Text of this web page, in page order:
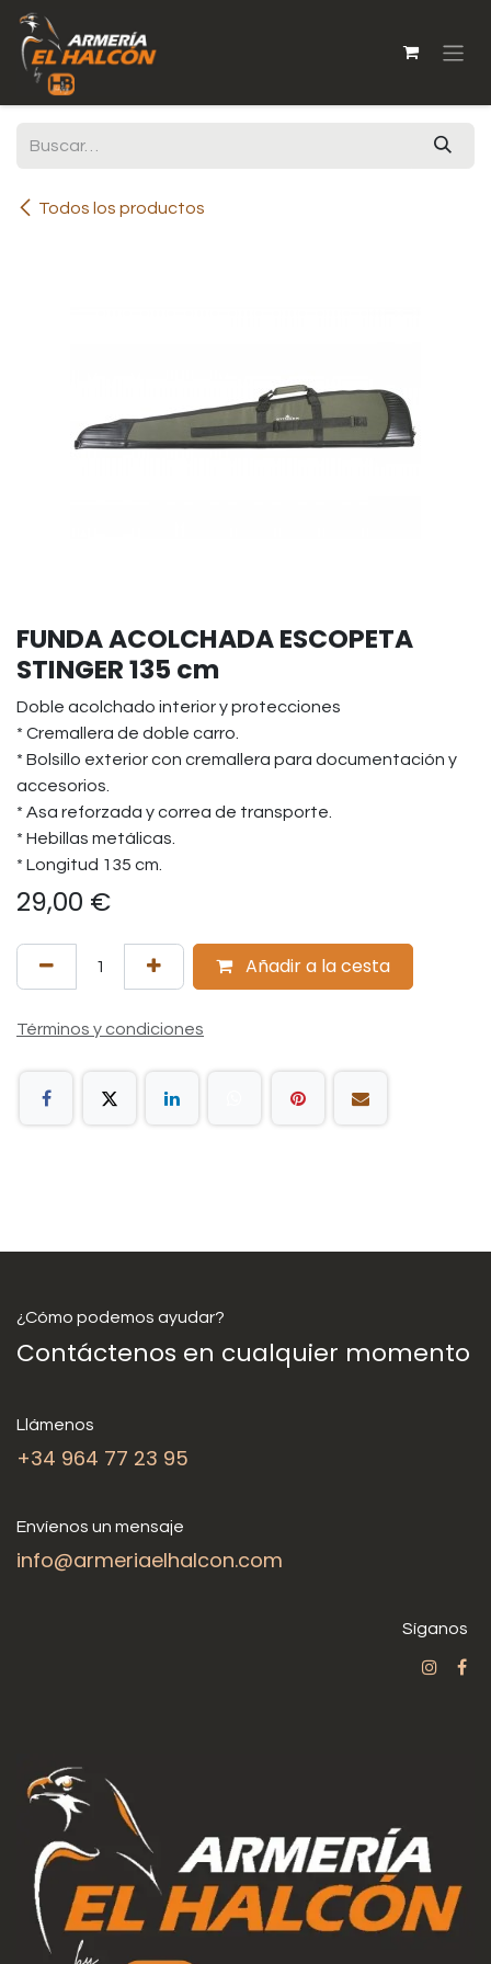
Ir al contenido
Todos los productos
FUNDA ACOLCHADA ESCOPETA
STINGER 135 cm
Doble acolchado interior y protecciones
* Cremallera de doble carro.
* Bolsillo exterior con cremallera para documentación y
accesorios.
* Asa reforzada y correa de transporte.
* Hebillas metálicas.
* Longitud 135 cm.
29,00 €
Añadir a la cesta
Términos y condiciones
¿Cómo podemos ayudar?
Contáctenos en cualquier momento
Llámenos
+34 964 77 23 95
Envíenos un mensaje
info@armeriaelhalcon.com
Síganos